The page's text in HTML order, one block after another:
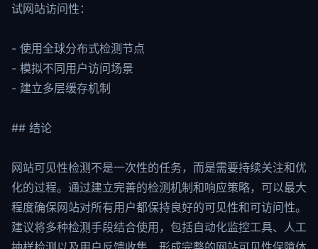
试网站访问性：
- 使用全球分布式检测节点
- 模拟不同用户访问场景
- 建立多层缓存机制
## 结论
网站可见性检测不是一次性的任务，而是需要持续关注和优
化的过程。通过建立完善的检测机制和响应策略，可以最大
程度确保网站对所有用户都保持良好的可见性和可访问性。
建议将多种检测手段结合使用，包括自动化监控工具、人工